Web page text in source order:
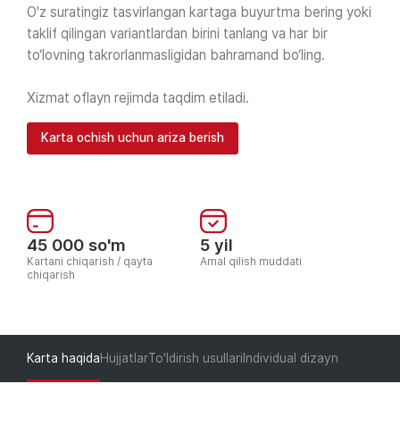
O'z suratingiz tasvirlangan kartaga buyurtma bering yoki
taklif qilingan variantlardan birini tanlang va har bir
to‘lovning takrorlanmasligidan bahramand bo‘ling.
Xizmat oflayn rejimda taqdim etiladi.
Karta ochish uchun ariza berish
45 000 so'm
Kartani chiqarish / qayta
chiqarish
5 yil
Amal qilish muddati
Karta haqidaHujjatlarTo'ldirish usullari Individual dizayn